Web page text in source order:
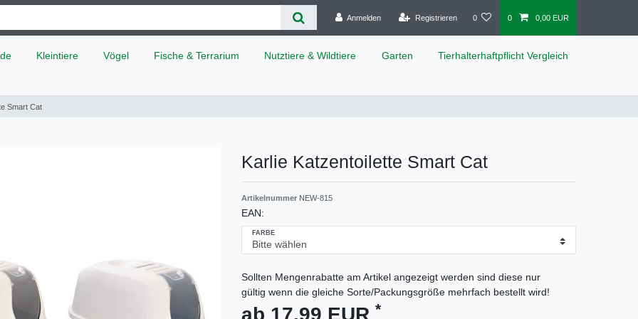
Anmelden Registrieren 0 0 0,00 EUR
Kleintiere Vögel Fische & Terrarium Nutztiere & Wildtiere Garten Tierhalterhaftpflicht Vergleich
Smart Cat
Karlie Katzentoilette Smart Cat
Artikelnummer NEW-815
EAN:
FARBE
Sollten Mengenrabatte am Artikel angezeigt werden sind diese nur
gültig wenn die gleiche Sorte/Packungsgröße mehrfach bestellt wird!
*